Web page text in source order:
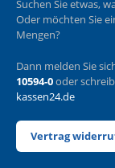
Suchen Sie etwas,
Oder möchten Sie
Mengen?
Dann melden Sie
10594-0oder
kassen24.de
Vertrag